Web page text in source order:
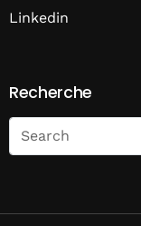
Linkedin
Recherche
Search
on
Economie